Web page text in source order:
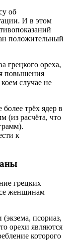
об
И в этом
положительный
грецкого ореха,
повышения
случае не
трёх ядер в
(из расчёта, что
к
грецких
женщинам
псориаз,
орехи являются
которого